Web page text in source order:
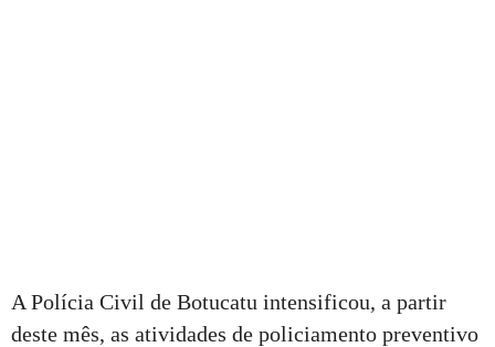
A Polícia Civil de Botucatu intensificou, a partir
deste mês, as atividades de policiamento preventivo